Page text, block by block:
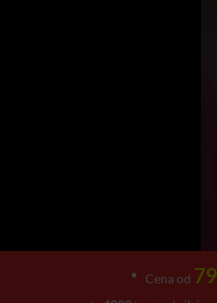
Cena od